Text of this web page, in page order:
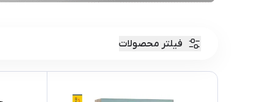
فیلتر محصولات